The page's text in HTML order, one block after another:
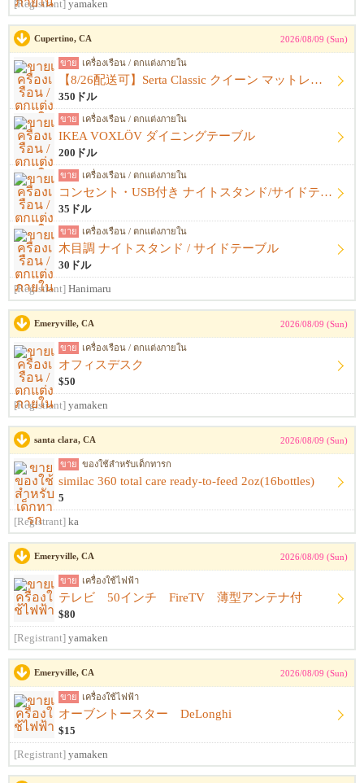
[Registrant] yamaken
Cupertino, CA 2026/08/09 (Sun)
ขาย เครื่องเรือน / ตกแต่งภายใน
【8/26配送可】Serta Classic クイーン マットレス＋ベッドフレーム
350ドル
ขาย เครื่องเรือน / ตกแต่งภายใน
IKEA VOXLÖV ダイニングテーブル
200ドル
ขาย เครื่องเรือน / ตกแต่งภายใน
コンセント・USB付き ナイトスタンド/サイドテーブル
35ドル
ขาย เครื่องเรือน / ตกแต่งภายใน
木目調 ナイトスタンド / サイドテーブル
30ドル
[Registrant] Hanimaru
Emeryville, CA 2026/08/09 (Sun)
ขาย เครื่องเรือน / ตกแต่งภายใน
オフィスデスク
$50
[Registrant] yamaken
santa clara, CA 2026/08/09 (Sun)
ขาย ของใช้สำหรับเด็กทารก
similac 360 total care ready-to-feed 2oz(16bottles)
5
[Registrant] ka
Emeryville, CA 2026/08/09 (Sun)
ขาย เครื่องใช้ไฟฟ้า
テレビ 50インチ FireTV 薄型アンテナ付
$80
[Registrant] yamaken
Emeryville, CA 2026/08/09 (Sun)
ขาย เครื่องใช้ไฟฟ้า
オーブントースター DeLonghi
$15
[Registrant] yamaken